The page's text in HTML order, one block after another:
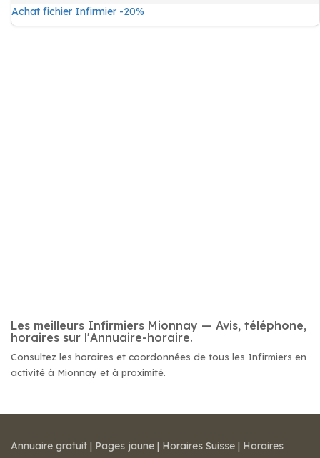
Achat fichier Infirmier -20%
Les meilleurs Infirmiers Mionnay — Avis, téléphone,
horaires sur l'Annuaire-horaire.
Consultez les horaires et coordonnées de tous les Infirmiers en
activité à Mionnay et à proximité.
Annuaire gratuit | Pages jaune | Horaires Suisse | Horaires